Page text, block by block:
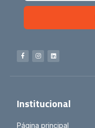
Institucional
Página principal